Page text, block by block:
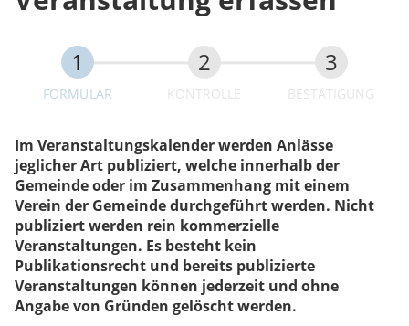
FORMULAR KONTROLLE BESTÄTIGUNG
Im Veranstaltungskalender werden Anlässe
jeglicher Art publiziert, welche innerhalb der
Gemeinde oder im Zusammenhang mit einem
Verein der Gemeinde durchgeführt werden. Nicht
publiziert werden rein kommerzielle
Veranstaltungen. Es besteht kein
Publikationsrecht und bereits publizierte
Veranstaltungen können jederzeit und ohne
Angabe von Gründen gelöscht werden.